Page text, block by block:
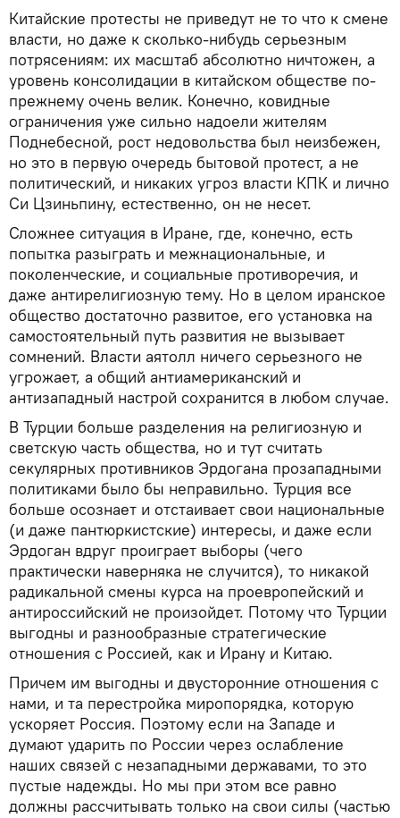
Китайские протесты не приведут не то что к смене
власти, но даже к сколько-нибудь серьезным
потрясениям: их масштаб абсолютно ничтожен, а
уровень консолидации в китайском обществе по-
прежнему очень велик. Конечно, ковидные
ограничения уже сильно надоели жителям
Поднебесной, рост недовольства был неизбежен,
но это в первую очередь бытовой протест, а не
политический, и никаких угроз власти КПК и лично
Си Цзиньпину, естественно, он не несет.
Сложнее ситуация в Иране, где, конечно, есть
попытка разыграть и межнациональные, и
поколенческие, и социальные противоречия, и
даже антирелигиозную тему. Но в целом иранское
общество достаточно развитое, его установка на
самостоятельный путь развития не вызывает
сомнений. Власти аятолл ничего серьезного не
угрожает, а общий антиамериканский и
антизападный настрой сохранится в любом случае.
В Турции больше разделения на религиозную и
светскую часть общества, но и тут считать
секулярных противников Эрдогана прозападными
политиками было бы неправильно. Турция все
больше осознает и отстаивает свои национальные
(и даже пантюркистские) интересы, и даже если
Эрдоган вдруг проиграет выборы (чего
практически наверняка не случится), то никакой
радикальной смены курса на проевропейский и
антироссийский не произойдет. Потому что Турции
выгодны и разнообразные стратегические
отношения с Россией, как и Ирану и Китаю.
Причем им выгодны и двусторонние отношения с
нами, и та перестройка миропорядка, которую
ускоряет Россия. Поэтому если на Западе и
думают ударить по России через ослабление
наших связей с незападными державами, то это
пустые надежды. Но мы при этом все равно
должны рассчитывать только на свои силы (частью